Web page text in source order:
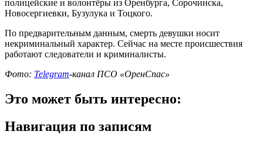
полицейские и волонтёры из Оренбурга, Сорочинска,
Новосергиевки, Бузулука и Тоцкого.
По предварительным данным, смерть девушки носит
некриминальный характер. Сейчас на месте происшествия
работают следователи и криминалисты.
Фото: Telegram-канал ПСО «ОренСпас»
Это может быть интересно:
Навигация по записям